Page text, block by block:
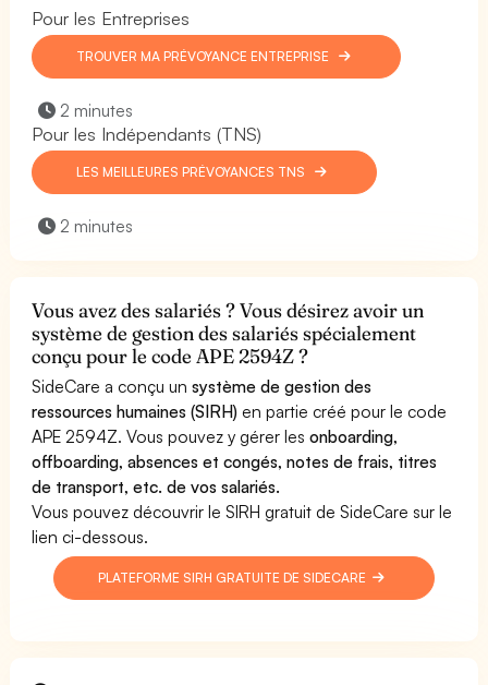
Pour les Entreprises
TROUVER MA PRÉVOYANCE ENTREPRISE
2 minutes
Pour les Indépendants (TNS)
LES MEILLEURES PRÉVOYANCES TNS
2 minutes
Vous avez des salariés ? Vous désirez avoir un
système de gestion des salariés spécialement
conçu pour le code APE 2594Z ?
SideCare a conçu unsystème de gestion des
ressources humaines (SIRH) en partie créé pour le code
APE 2594Z. Vous pouvez y gérer lesonboarding,
offboarding, absences et congés, notes de frais, titres
de transport, etc. de vos salariés.
Vous pouvez découvrir le SIRH gratuit de SideCare sur le
lien ci-dessous.
PLATEFORME SIRH GRATUITE DE SIDECARE